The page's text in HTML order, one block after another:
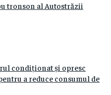
tronson al Autostrăzii
condiționat și opresc
a reduce consumul de